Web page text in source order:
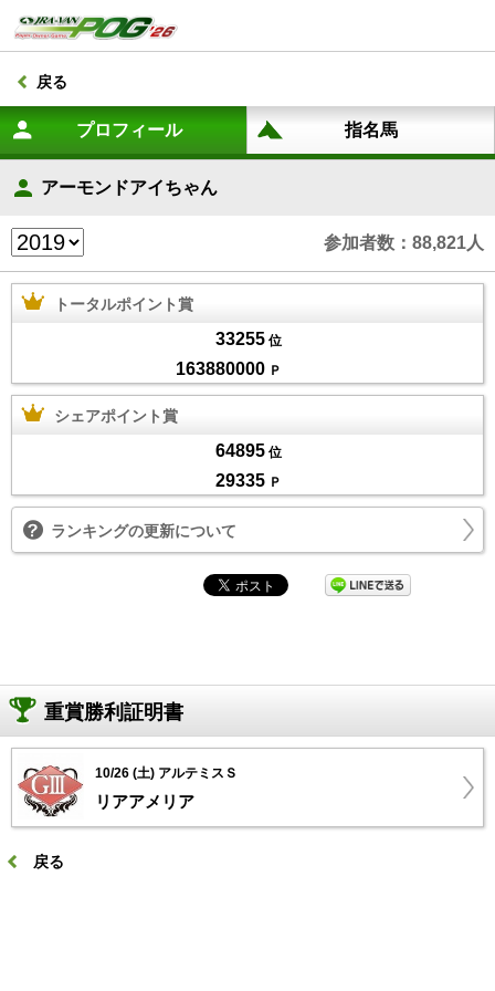
戻る
アーモンドアイちゃん
参加者数：88,821人
トータルポイント賞
33255 位
163880000 Ｐ
シェアポイント賞
64895 位
29335 Ｐ
ランキングの更新について
重賞勝利証明書
10/26 (土) アルテミスＳ
リアアメリア
戻る